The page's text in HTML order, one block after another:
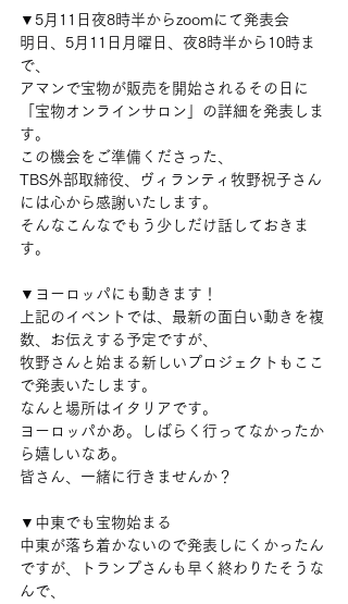
▼5月11日夜8時半からzoomにて発表会
明日、5月11日月曜日、夜8時半から10時ま
で、
アマンで宝物が販売を開始されるその日に
「宝物オンラインサロン」の詳細を発表しま
す。
この機会をご準備くださった、
TBS外部取締役、ヴィランティ牧野祝子さん
には心から感謝いたします。
そんなこんなでもう少しだけ話しておきま
す。
▼ヨーロッパにも動きます！
上記のイベントでは、最新の面白い動きを複
数、お伝えする予定ですが、
牧野さんと始まる新しいプロジェクトもここ
で発表いたします。
なんと場所はイタリアです。
ヨーロッパかあ。しばらく行ってなかったか
ら嬉しいなあ。
皆さん、一緒に行きませんか？
▼中東でも宝物始まる
中東が落ち着かないので発表しにくかったん
ですが、トランプさんも早く終わりたそうな
んで、